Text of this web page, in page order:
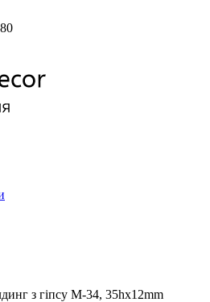
з гіпсу М-34, 35hx12mm